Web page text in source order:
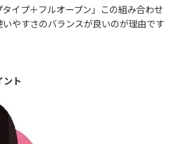
イプ＋フルオープン」この組み合わせ
やすさのバランスが良いのが理由です
ト